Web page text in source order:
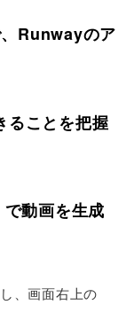
Runwayのア
ることを把握
動画を生成
、画面右上の